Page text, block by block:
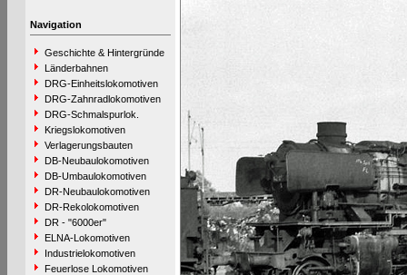
Navigation
Geschichte & Hintergründe
Länderbahnen
DRG-Einheitslokomotiven
DRG-Zahnradlokomotiven
DRG-Schmalspurlok.
Kriegslokomotiven
Verlagerungsbauten
DB-Neubaulokomotiven
DB-Umbaulokomotiven
DR-Neubaulokomotiven
DR-Rekolokomotiven
DR - "6000er"
ELNA-Lokomotiven
Industrielokomotiven
Feuerlose Lokomotiven